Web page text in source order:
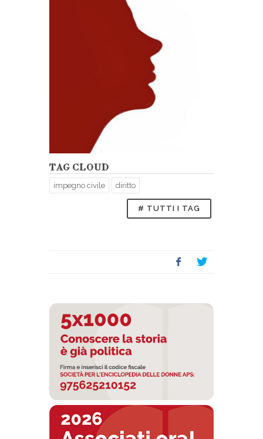
TAG CLOUD
impegno civile diritto
# TUTTI I TAG